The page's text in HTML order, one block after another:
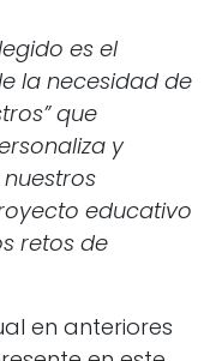
es el
la necesidad de
que
y
educativo
retos de
en anteriores